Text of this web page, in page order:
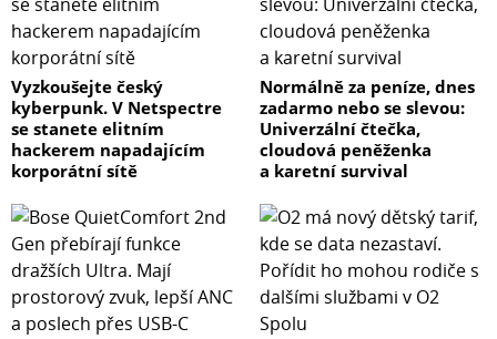
Vyzkoušejte český
kyberpunk. V Netspectre
se stanete elitním
hackerem napadajícím
korporátní sítě
Normálně za peníze, dnes
zadarmo nebo se slevou:
Univerzální čtečka,
cloudová peněženka
a karetní survival